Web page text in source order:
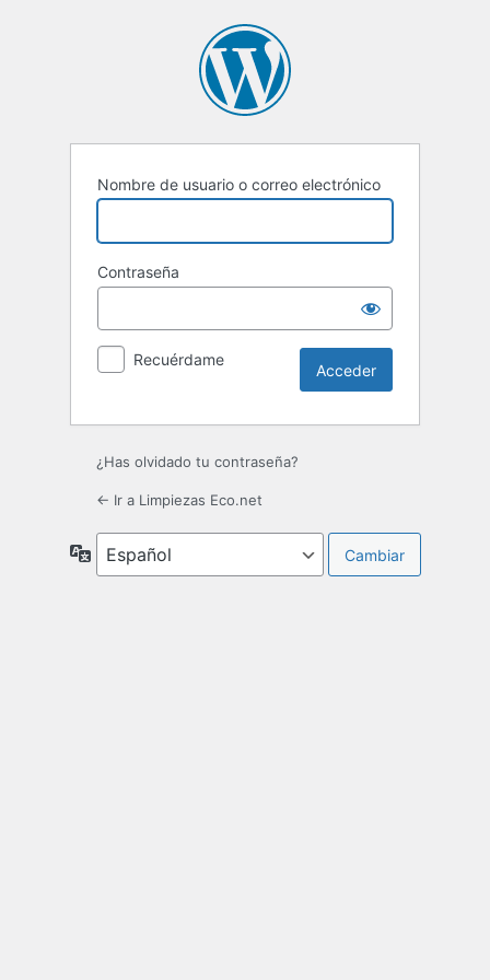
Nombre de usuario o correo electrónico
Contraseña
Recuérdame
¿Has olvidado tu contraseña?
← Ir a Limpiezas Eco.net
Idioma